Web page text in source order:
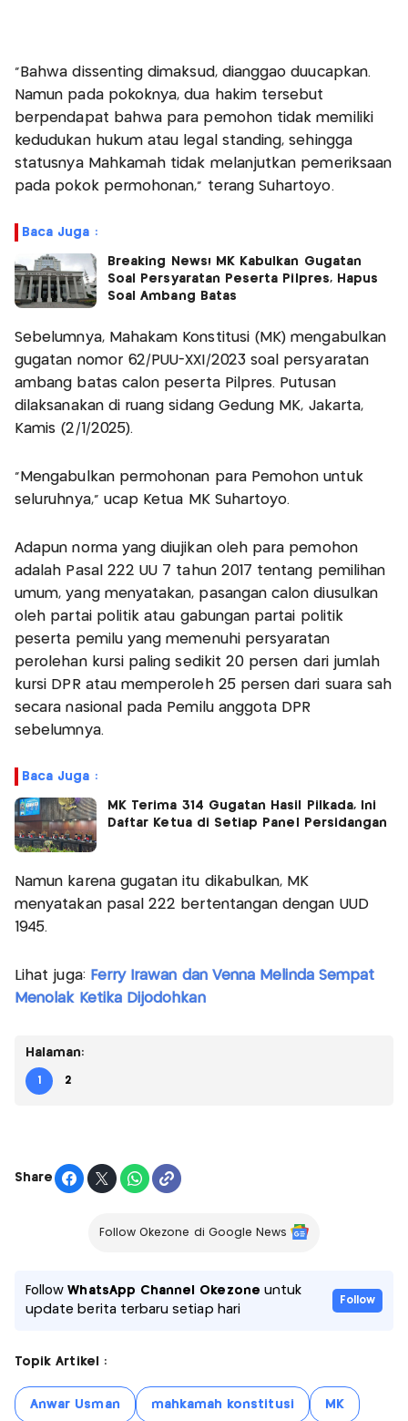
"Bahwa dissenting dimaksud, dianggao duucapkan.
Namun pada pokoknya, dua hakim tersebut
berpendapat bahwa para pemohon tidak memiliki
kedudukan hukum atau legal standing, sehingga
statusnya Mahkamah tidak melanjutkan pemeriksaan
pada pokok permohonan," terang Suhartoyo.
Baca Juga :
Breaking News! MK Kabulkan Gugatan
Soal Persyaratan Peserta Pilpres, Hapus
Soal Ambang Batas
Sebelumnya, Mahakam Konstitusi (MK) mengabulkan
gugatan nomor 62/PUU-XXI/2023 soal persyaratan
ambang batas calon peserta Pilpres. Putusan
dilaksanakan di ruang sidang Gedung MK, Jakarta,
Kamis (2/1/2025).
"Mengabulkan permohonan para Pemohon untuk
seluruhnya," ucap Ketua MK Suhartoyo.
Adapun norma yang diujikan oleh para pemohon
adalah Pasal 222 UU 7 tahun 2017 tentang pemilihan
umum, yang menyatakan, pasangan calon diusulkan
oleh partai politik atau gabungan partai politik
peserta pemilu yang memenuhi persyaratan
perolehan kursi paling sedikit 20 persen dari jumlah
kursi DPR atau memperoleh 25 persen dari suara sah
secara nasional pada Pemilu anggota DPR
sebelumnya.
Baca Juga :
MK Terima 314 Gugatan Hasil Pilkada, Ini
Daftar Ketua di Setiap Panel Persidangan
Namun karena gugatan itu dikabulkan, MK
menyatakan pasal 222 bertentangan dengan UUD
1945.
Lihat juga: Ferry Irawan dan Venna Melinda Sempat
Menolak Ketika Dijodohkan
Halaman:
1 2
Share
Follow Okezone di Google News
FollowWhatsApp Channel Okezone untuk
update berita terbaru setiap hari
Follow
Topik Artikel :
Anwar Usman mahkamah konstitusi MK